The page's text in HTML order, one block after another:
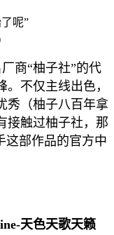
呢”
商“柚子社”的代
不仅主线出色，
秀（柚子八百年拿
接触过柚子社，那
这部作品的官方中
天色天歌天籁